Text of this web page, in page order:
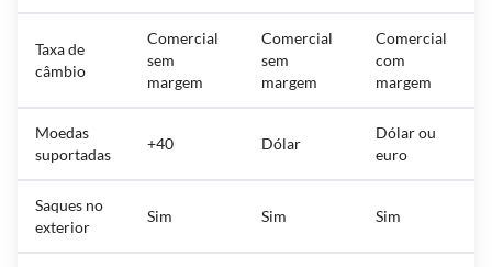
Taxa de
câmbio
Comercial
sem
margem
Comercial
sem
margem
Comercial
com
margem
Moedas
suportadas
+40 Dólar
Dólar ou
euro
Saques no
exterior
Sim Sim Sim